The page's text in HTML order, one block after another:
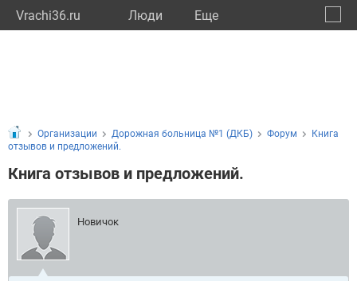
Vrachi36.ru Люди Eще
Организации Дорожная больница №1 (ДКБ) Форум
Книга
отзывов и предложений.
Книга отзывов и предложений.
Новичок